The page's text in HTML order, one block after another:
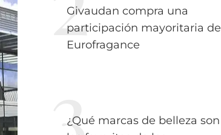
Givaudan compra una
participación mayoritaria de
Eurofragance
¿Qué marcas de belleza son